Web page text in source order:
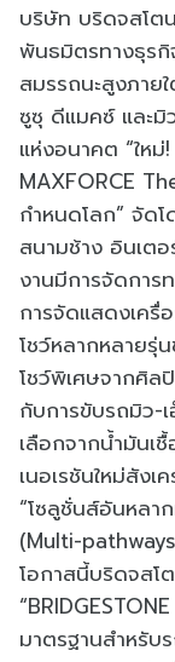
บริษัท บริดจสโต
พันธมิตรทางธุร
สมรรถนะสูงภาย
ซูซุ ดีแมคซ์ และมิ
แห่งอนาคต “ใหม่
MAXFORCE
กำหนดโลก” จัด
สนามช้าง อินเต
งานมีการจัดกา
การจัดแสดงเค
โชว์หลากหลายรุ่
โชว์พิเศษจากศิล
กับการขับรถมิว-
เลือกจากน้ำมันเ
เนอเรชันใหม่สัง
“โซลูชั่นส์อันหลา
(Multi-
โอกาสนี้บริดจส
มาตรฐานสำหรับ